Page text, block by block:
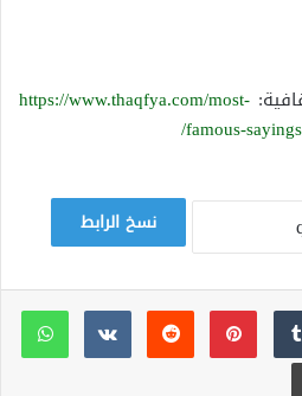
https://www.thaqfya.com/most-
famous-
نسخ الرابط
‏Tumblr بينتيريست
‏Reddit
‏VKontakte
طباعة